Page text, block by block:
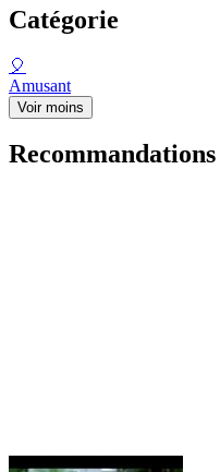
Catégorie
🎈
Amusant
Voir moins
Recommandations